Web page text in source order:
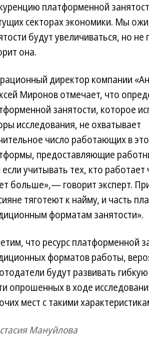
платформенной
секторах экономики. Мы
будут увеличиваться, но
она.
директор компании
Миронов отмечает, что
занятости, которое
исследования, не охватывает
число работающих в
предоставляющие
учитывать тех, кто
больше»,— говорит эксперт.
тяготеют к найму, и часть
форматам занятости».
что ресурс платформенной
форматов работы,
будут развивать
опрошенных в ходе
мест с такими
Мануйлова